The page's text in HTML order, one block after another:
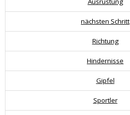
nächsten Schritt
Richtung
Hindernisse
Gipfel
Sportler